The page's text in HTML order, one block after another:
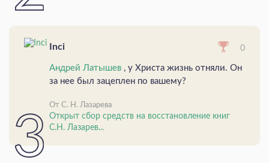
Inci 0
Андрей Латышев , у Христа жизнь отняли. Он
за нее был зацеплен по вашему?
От С. Н. Лазарева
Открыт сбор средств на восстановление книг
С.Н. Лазарев...